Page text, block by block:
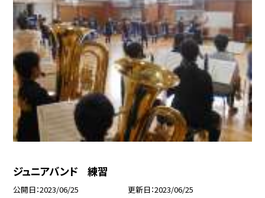
ジュニアバンド 練習
公開日 2023/06/25 更新日 2023/06/25